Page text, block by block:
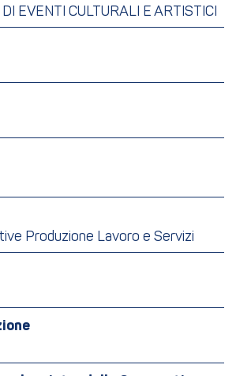
EVENTI CULTURALI E ARTISTICI
Produzione Lavoro e Servizi